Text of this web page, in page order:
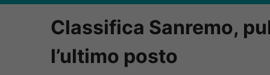
Classifica Sanremo,
l’ultimo posto